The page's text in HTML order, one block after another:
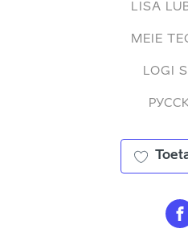
LISA
MEIE
LOGI